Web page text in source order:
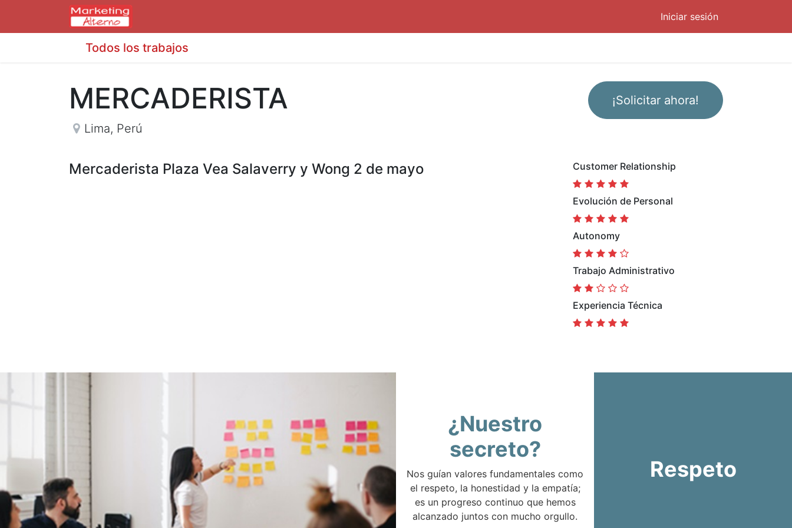
Iniciar sesión
Todos los trabajos
¡Solicitar ahora!
MERCADERISTA
Lima, Perú
Mercaderista Plaza Vea Salaverry y Wong 2 de mayo Customer Relationship
Evolución de Personal
Autonomy
Trabajo Administrativo
Experiencia Técnica
¿Nuestro
secreto?
Nos guían valores fundamentales como
el respeto, la honestidad y la empatía;
es un progreso continuo que hemos
alcanzado juntos con mucho orgullo.
Respeto